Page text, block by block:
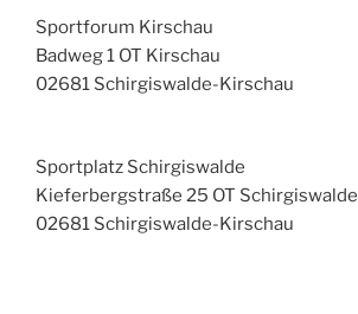
Sportforum Kirschau
Badweg 1 OT Kirschau
02681 Schirgiswalde-Kirschau
Sportplatz Schirgiswalde
Kieferbergstraße 25 OT Schirgiswalde
02681 Schirgiswalde-Kirschau